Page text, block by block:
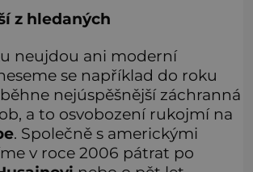
z hledaných
neujdou ani moderní
se například do roku
nejúspěšnější záchranná
a to osvobození rukojmí na
. Společně s americkými
v roce 2006 pátrat po